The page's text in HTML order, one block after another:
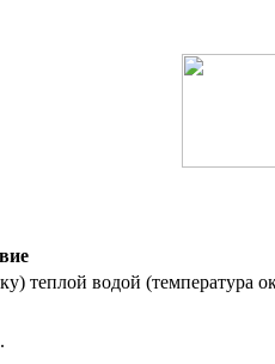
теплой водой (температура